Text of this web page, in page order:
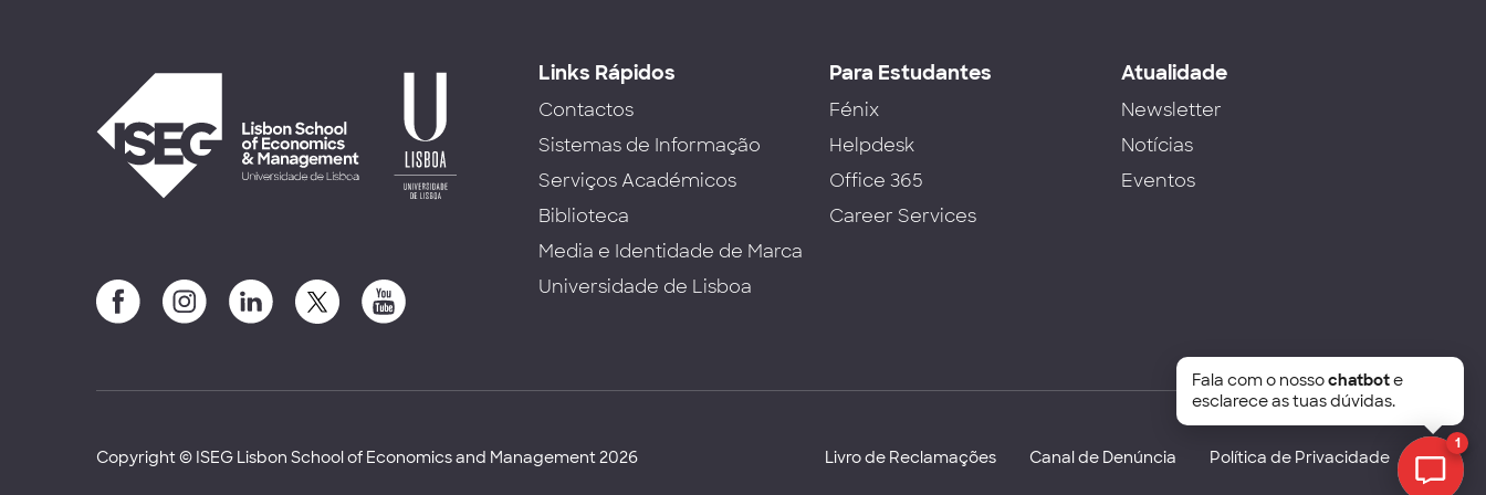
Links Rápidos
Contactos
Sistemas de Informação
Serviços Académicos
Biblioteca
Media e Identidade de Marca
Universidade de Lisboa
Para Estudantes
Fénix
Helpdesk
Office 365
Career Services
Atualidade
Newsletter
Notícias
Eventos
Copyright © ISEG Lisbon School of Economics and Management 2026 Livro de Reclamações Canal de Denúncia Política de Privacidade
1
Fala com o nossochatbote
esclarece as tuas dúvidas.